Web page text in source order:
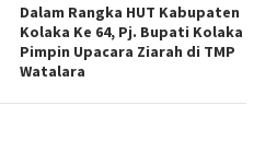
Dalam Rangka HUT Kabupaten
Kolaka Ke 64, Pj. Bupati Kolaka
Pimpin Upacara Ziarah di TMP
Watalara